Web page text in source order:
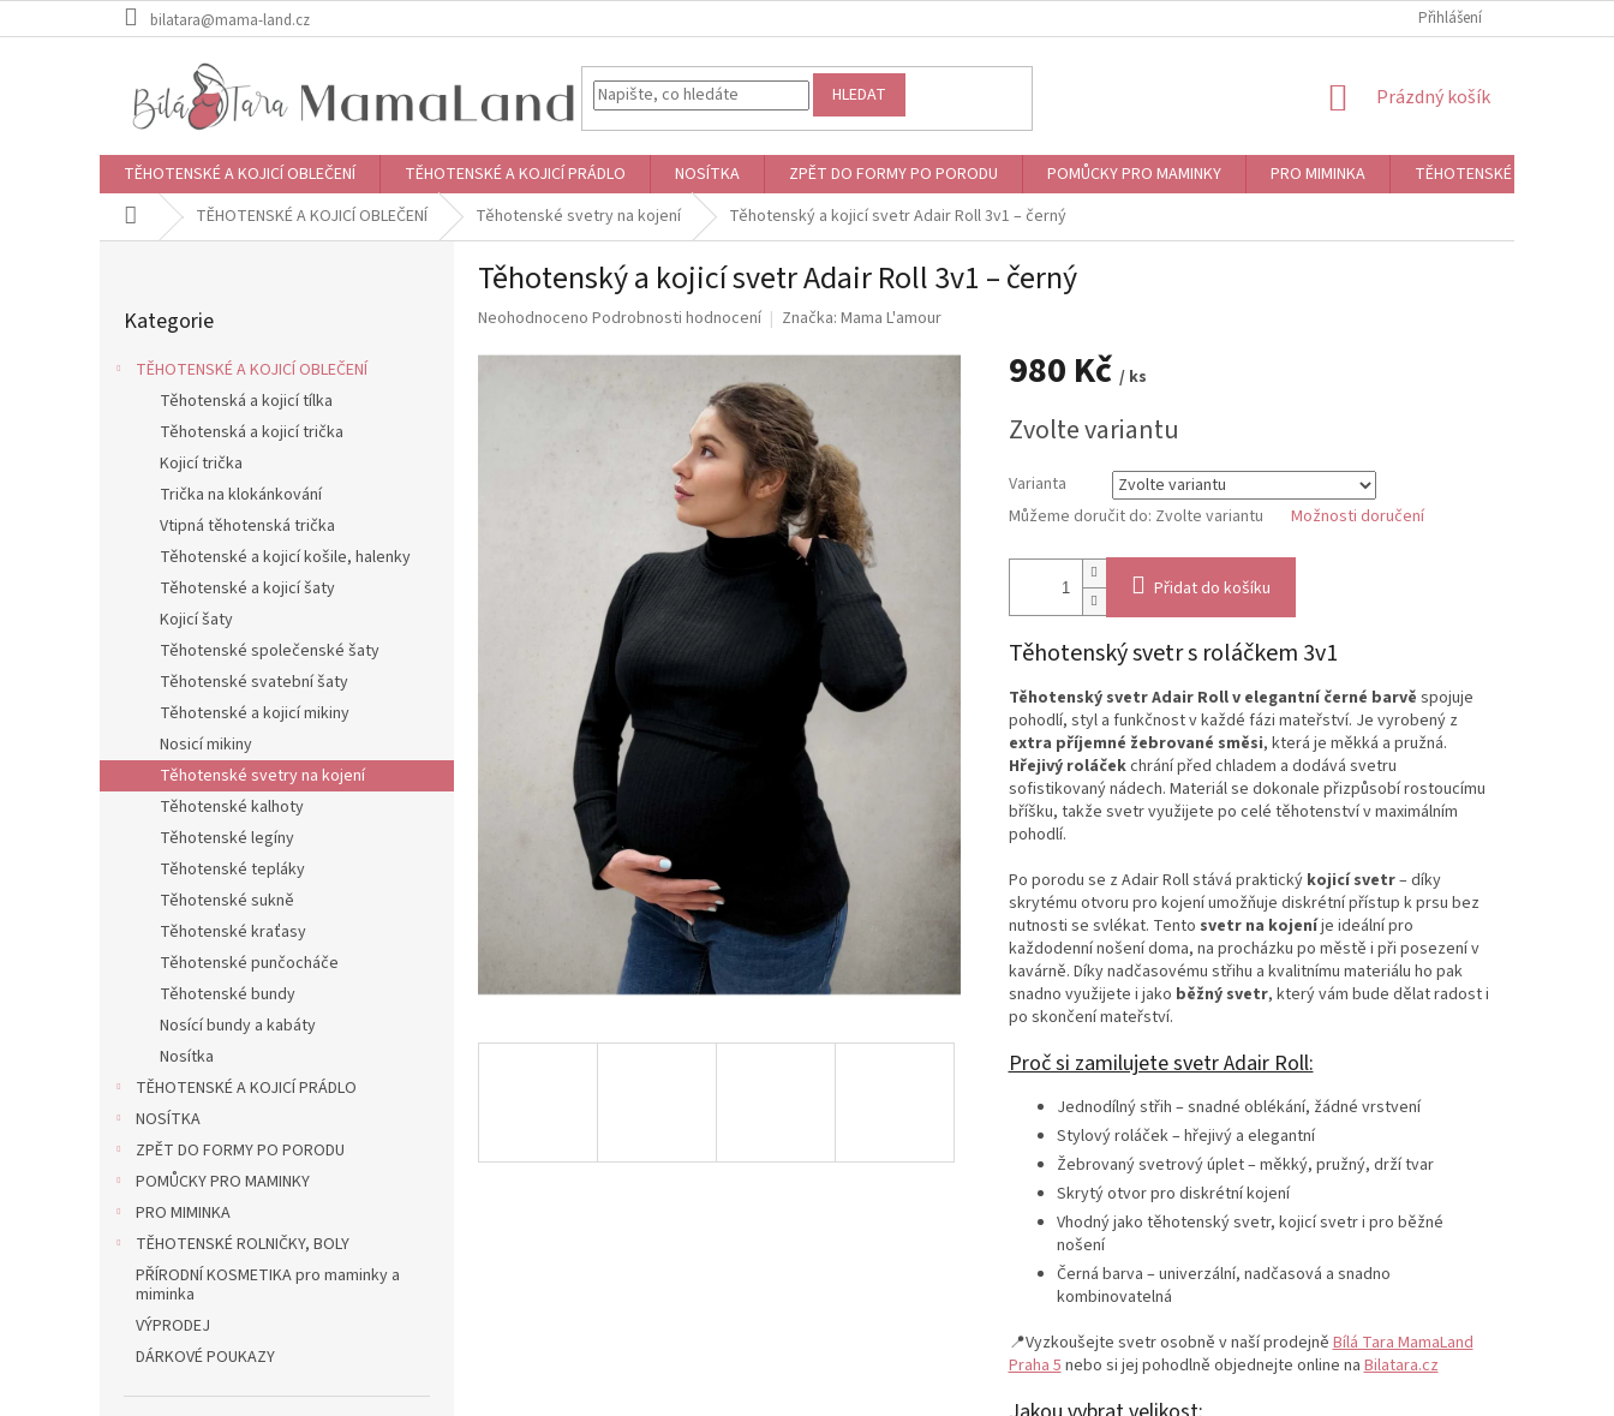
na
bilatara@mama-land.cz Přihlášení
HLEDAT
NÁKUPNÍ
Prázdný košík
TĚHOTENSKÉ A KOJICÍ OBLEČENÍ TĚHOTENSKÉ A KOJICÍ PRÁDLO NOSÍTKA ZPĚT DO FORMY PO PORODU POMŮCKY PRO MAMINKY PRO MIMINKA
TĚHOTENSKÉ ROLNIČKY,
Domů TĚHOTENSKÉ A KOJICÍ OBLEČENÍ Těhotenské svetry na kojení Těhotenský a kojicí svetr Adair Roll 3v1 – černý
kategorie
Kategorie
TĚHOTENSKÉ A KOJICÍ OBLEČENÍ
Těhotenská a kojicí tílka
Těhotenská a kojicí trička
Kojicí trička
Trička na klokánkování
Vtipná těhotenská trička
Těhotenské a kojicí košile, halenky
Těhotenské a kojicí šaty
Kojicí šaty
Těhotenské společenské šaty
Těhotenské svatební šaty
Těhotenské a kojicí mikiny
Nosicí mikiny
Těhotenské svetry na kojení
Těhotenské kalhoty
Těhotenské legíny
Těhotenské tepláky
Těhotenské sukně
Těhotenské kraťasy
Těhotenské punčocháče
Těhotenské bundy
Nosící bundy a kabáty
Nosítka
TĚHOTENSKÉ A KOJICÍ PRÁDLO
NOSÍTKA
ZPĚT DO FORMY PO PORODU
POMŮCKY PRO MAMINKY
PRO MIMINKA
TĚHOTENSKÉ ROLNIČKY, BOLY
PŘÍRODNÍ KOSMETIKA pro maminky a
miminka
VÝPRODEJ
DÁRKOVÉ POUKAZY
Těhotenský a kojicí svetr Adair Roll 3v1 – černý
Průměrné
produktu
Neohodnoceno Podrobnosti hodnocení Značka: Mama L'amour
980 Kč / ks
cena:
Zvolte variantu
Varianta
Můžeme doručit do: Zvolte variantu Možnosti doručení
Přidat do košíku
Těhotenský svetr s roláčkem 3v1
Těhotenský svetr Adair Roll v elegantní černé barvě spojuje
pohodlí, styl a funkčnost v každé fázi mateřství. Je vyrobený z
extra příjemné žebrované směsi, která je měkká a pružná.
Hřejivý roláčekchrání před chladem a dodává svetru
sofistikovaný nádech. Materiál se dokonale přizpůsobí rostoucímu
bříšku, takže svetr využijete po celé těhotenství v maximálním
pohodlí.
Po porodu se z Adair Roll stává praktický kojicí svetr– díky
skrytému otvoru pro kojení umožňuje diskrétní přístup k prsu bez
nutnosti se svlékat. Tento svetr na kojeníje ideální pro
každodenní nošení doma, na procházku po městě i při posezení v
kavárně. Díky nadčasovému střihu a kvalitnímu materiálu ho pak
snadno využijete i jako běžný svetr, který vám bude dělat radost i
po skončení mateřství.
Proč si zamilujete svetr Adair Roll:
Jednodílný střih – snadné oblékání, žádné vrstvení
Stylový roláček – hřejivý a elegantní
Žebrovaný svetrový úplet – měkký, pružný, drží tvar
Skrytý otvor pro diskrétní kojení
Vhodný jako těhotenský svetr, kojicí svetr i pro běžné
nošení
Černá barva – univerzální, nadčasová a snadno
kombinovatelná
📍Vyzkoušejte svetr osobně v naší prodejněBílá Tara MamaLand
Praha 5nebo si jej pohodlně objednejte online naBilatara.cz